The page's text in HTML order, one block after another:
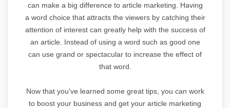
can make a big difference to article marketing. Having
a word choice that attracts the viewers by catching their
attention of interest can greatly help with the success of
an article. Instead of using a word such as good one
can use grand or spectacular to increase the effect of
that word.
Now that you've learned some great tips, you can work
to boost your business and get your article marketing